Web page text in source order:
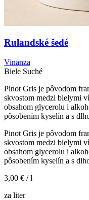
Rulandské šedé
Vinanza
Biele Suché
Pinot Gris je pôvodom
skvostom medzi bielymi
obsahom glycerolu i
pôsobením kyselín a s
Pinot Gris je pôvodom
skvostom medzi bielymi
obsahom glycerolu i
pôsobením kyselín a s
3,00 € / l
za liter